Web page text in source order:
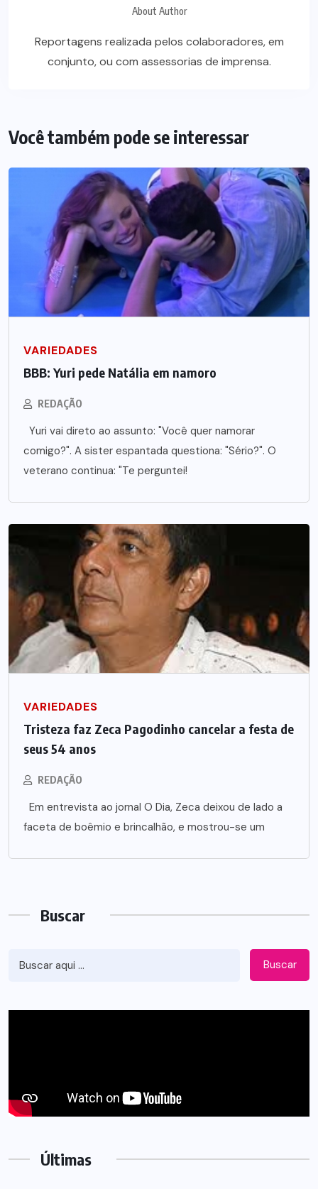
About Author
Reportagens realizada pelos colaboradores, em
conjunto, ou com assessorias de imprensa.
Você também pode se interessar
VARIEDADES
BBB: Yuri pede Natália em namoro
REDAÇÃO
Yuri vai direto ao assunto: "Você quer namorar
comigo?". A sister espantada questiona: "Sério?". O
veterano continua: "Te perguntei!
VARIEDADES
Tristeza faz Zeca Pagodinho cancelar a festa de
seus 54 anos
REDAÇÃO
Em entrevista ao jornal O Dia, Zeca deixou de lado a
faceta de boêmio e brincalhão, e mostrou-se um
Buscar
Buscar
Últimas